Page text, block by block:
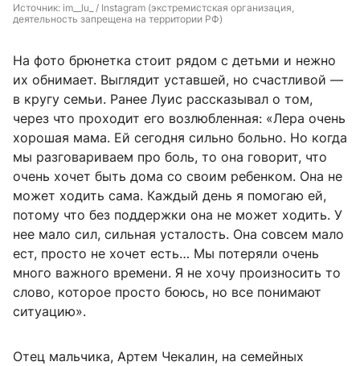
Источник: im__lu_ / Instagram (экстремистская организация,
деятельность запрещена на территории РФ)
На фото брюнетка стоит рядом с детьми и нежно
их обнимает. Выглядит уставшей, но счастливой —
в кругу семьи. Ранее Луис рассказывал о том,
через что проходит его возлюбленная: «Лера очень
хорошая мама. Ей сегодня сильно больно. Но когда
мы разговариваем про боль, то она говорит, что
очень хочет быть дома со своим ребенком. Она не
может ходить сама. Каждый день я помогаю ей,
потому что без поддержки она не может ходить. У
нее мало сил, сильная усталость. Она совсем мало
ест, просто не хочет есть… Мы потеряли очень
много важного времени. Я не хочу произносить то
слово, которое просто боюсь, но все понимают
ситуацию».
Отец мальчика, Артем Чекалин, на семейных